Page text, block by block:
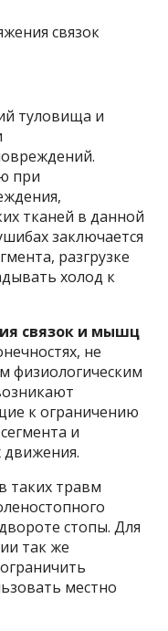
связок
туловища и
при
тканей в данной
заключается
разгрузке
холод к
связок и мышц
не
физиологическим
к ограничению
и
таких травм
стопы. Для
так же
местно